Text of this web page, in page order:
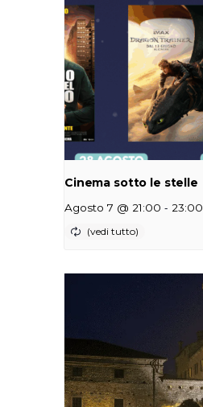
Cinema sotto le stelle
Agosto 7 @ 21:00 - 23:00